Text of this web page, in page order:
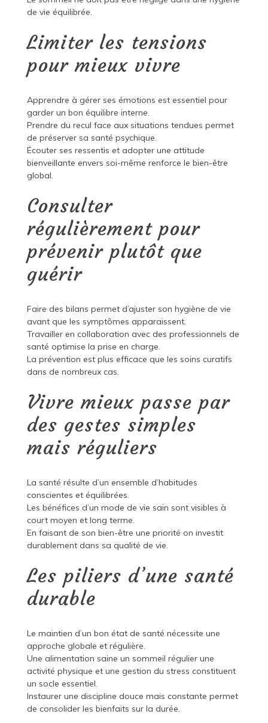
de vie équilibrée.
Limiter les tensions
pour mieux vivre
Apprendre à gérer ses émotions est essentiel pour
garder un bon équilibre interne.
Prendre du recul face aux situations tendues permet
de préserver sa santé psychique.
Écouter ses ressentis et adopter une attitude
bienveillante envers soi-même renforce le bien-être
global.
Consulter
régulièrement pour
prévenir plutôt que
guérir
Faire des bilans permet d’ajuster son hygiène de vie
avant que les symptômes apparaissent.
Travailler en collaboration avec des professionnels de
santé optimise la prise en charge.
La prévention est plus efficace que les soins curatifs
dans de nombreux cas.
Vivre mieux passe par
des gestes simples
mais réguliers
La santé résulte d’un ensemble d’habitudes
conscientes et équilibrées.
Les bénéfices d’un mode de vie sain sont visibles à
court moyen et long terme.
En faisant de son bien-être une priorité on investit
durablement dans sa qualité de vie.
Les piliers d’une santé
durable
Le maintien d’un bon état de santé nécessite une
approche globale et régulière.
Une alimentation saine un sommeil régulier une
activité physique et une gestion du stress constituent
un socle essentiel.
Instaurer une discipline douce mais constante permet
de consolider les bienfaits sur la durée.